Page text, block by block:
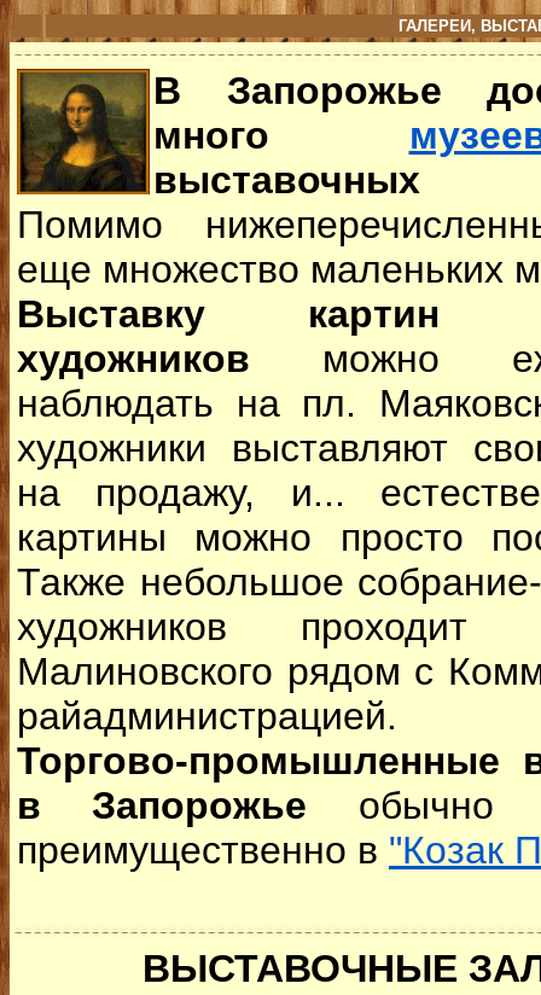
ГАЛЕРЕИ,
В Запорожье
много
выставочных
Помимо
еще множество маленьких
Выставку картин
художников можно
наблюдать на пл.
художники выставляют
на продажу, и...
картины можно просто
Также небольшое
художников
Малиновского рядом с
райадминистрацией.
Торгово-промышленные
в Запорожье обычно
преимущественно в "Козак
ВЫСТАВОЧНЫЕ